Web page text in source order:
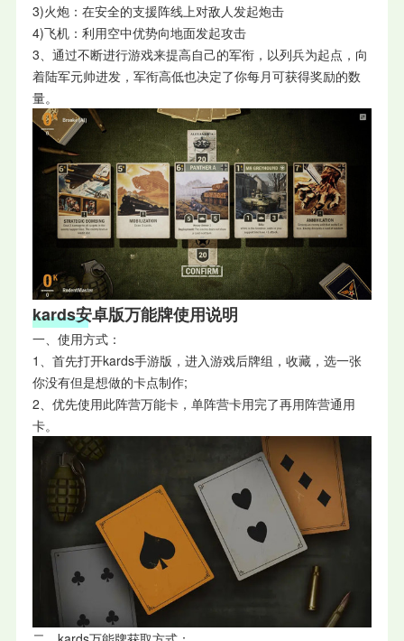
3)火炮：在安全的支援阵线上对敌人发起炮击
4)飞机：利用空中优势向地面发起攻击
3、通过不断进行游戏来提高自己的军衔，以列兵为起点，向
着陆军元帅进发，军衔高低也决定了你每月可获得奖励的数
量。
kards安卓版万能牌使用说明
一、使用方式：
1、首先打开kards手游版，进入游戏后牌组，收藏，选一张
你没有但是想做的卡点制作;
2、优先使用此阵营万能卡，单阵营卡用完了再用阵营通用
卡。